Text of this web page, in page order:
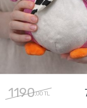
1190,00 TL